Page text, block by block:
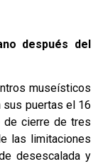
después del
museísticos
sus puertas el 16
de cierre de tres
las limitaciones
desescalada y